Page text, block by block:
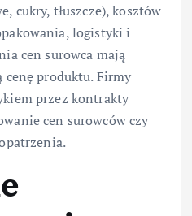
cukry, tłuszcze), kosztów
logistyki i
cen surowca mają
produktu. Firmy
przez kontrakty
cen surowców czy